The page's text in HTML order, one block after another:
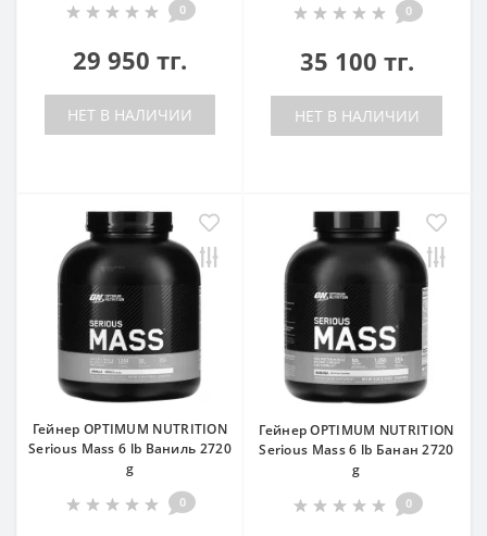
0
29 950 тг.
НЕТ В НАЛИЧИИ
0
35 100 тг.
НЕТ В НАЛИЧИИ
Гейнер OPTIMUM NUTRITION
Serious Mass 6 lb Ваниль 2720
g
0
Гейнер OPTIMUM NUTRITION
Serious Mass 6 lb Банан 2720
g
0